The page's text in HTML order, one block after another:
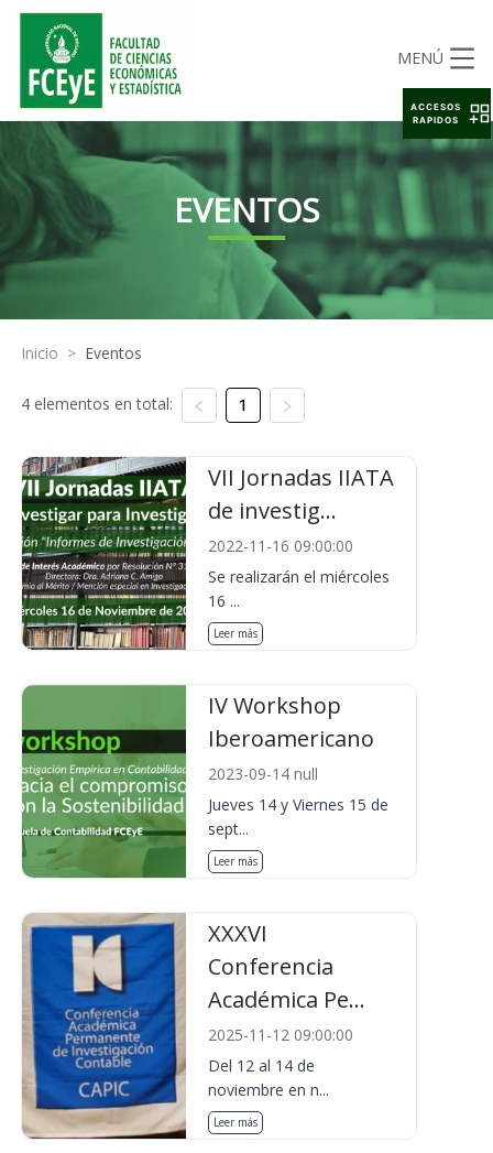
MENÚ
EVENTOS
Inicio > Eventos
4 elementos en total: 1
VII Jornadas IIATA
de investig...
2022-11-16 09:00:00
Se realizarán el miércoles
16 ...
Leer más
IV Workshop
Iberoamericano
2023-09-14 null
Jueves 14 y Viernes 15 de
sept...
Leer más
XXXVI
Conferencia
Académica Pe...
2025-11-12 09:00:00
Del 12 al 14 de
noviembre en n...
Leer más
ACCESOS
RAPIDOS